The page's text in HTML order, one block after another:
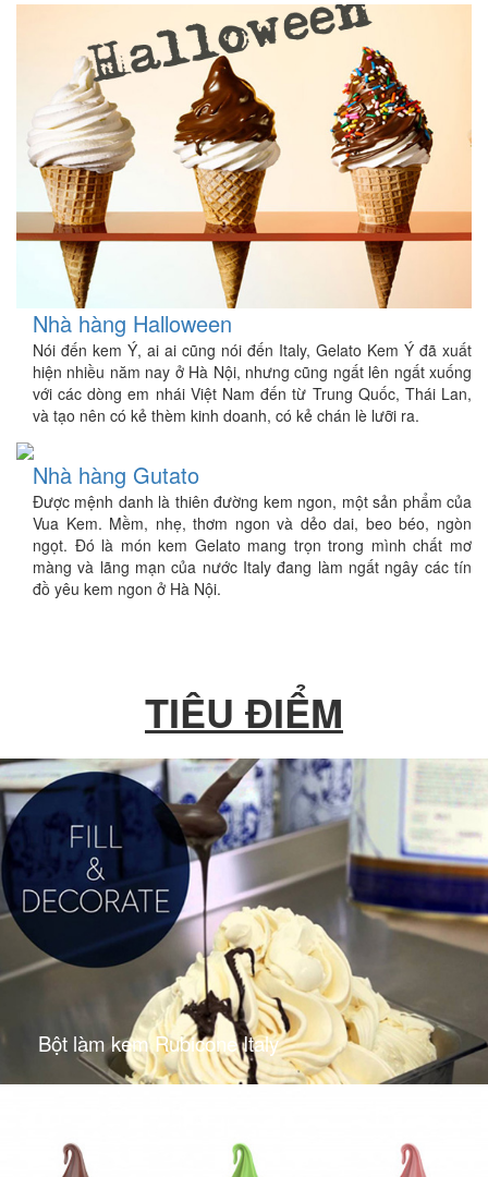
Nhà hàng Halloween
Nói đến kem Ý, ai ai cũng nói đến Italy, Gelato Kem Ý đã xuất
hiện nhiều năm nay ở Hà Nội, nhưng cũng ngất lên ngất xuống
với các dòng em nhái Việt Nam đến từ Trung Quốc, Thái Lan,
và tạo nên có kẻ thèm kinh doanh, có kẻ chán lè lưỡi ra.
Nhà hàng Gutato
Được mệnh danh là thiên đường kem ngon, một sản phẩm của
Vua Kem. Mềm, nhẹ, thơm ngon và dẻo dai, beo béo, ngòn
ngọt. Đó là món kem Gelato mang trọn trong mình chất mơ
màng và lãng mạn của nước Italy đang làm ngất ngây các tín
đồ yêu kem ngon ở Hà Nội.
TIÊU ĐIỂM
Bột làm kem Rubicone Italy